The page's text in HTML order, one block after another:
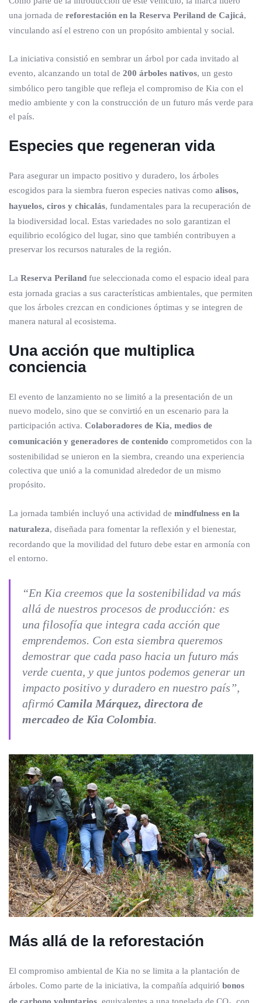
una jornada de reforestación en la Reserva Periland de Cajicá,
vinculando así el estreno con un propósito ambiental y social.
La iniciativa consistió en sembrar un árbol por cada invitado al
evento, alcanzando un total de 200 árboles nativos, un gesto
simbólico pero tangible que refleja el compromiso de Kia con el
medio ambiente y con la construcción de un futuro más verde para
el país.
Especies que regeneran vida
Para asegurar un impacto positivo y duradero, los árboles
escogidos para la siembra fueron especies nativas como alisos,
hayuelos, ciros y chicalás, fundamentales para la recuperación de
la biodiversidad local. Estas variedades no solo garantizan el
equilibrio ecológico del lugar, sino que también contribuyen a
preservar los recursos naturales de la región.
La Reserva Periland fue seleccionada como el espacio ideal para
esta jornada gracias a sus características ambientales, que permiten
que los árboles crezcan en condiciones óptimas y se integren de
manera natural al ecosistema.
Una acción que multiplica
conciencia
El evento de lanzamiento no se limitó a la presentación de un
nuevo modelo, sino que se convirtió en un escenario para la
participación activa. Colaboradores de Kia, medios de
comunicación y generadores de contenido comprometidos con la
sostenibilidad se unieron en la siembra, creando una experiencia
colectiva que unió a la comunidad alrededor de un mismo
propósito.
La jornada también incluyó una actividad de mindfulness en la
naturaleza, diseñada para fomentar la reflexión y el bienestar,
recordando que la movilidad del futuro debe estar en armonía con
el entorno.
“En Kia creemos que la sostenibilidad va más
allá de nuestros procesos de producción: es
una filosofía que integra cada acción que
emprendemos. Con esta siembra queremos
demostrar que cada paso hacia un futuro más
verde cuenta, y que juntos podemos generar un
impacto positivo y duradero en nuestro país”,
afirmó Camila Márquez, directora de
mercadeo de Kia Colombia.
Más allá de la reforestación
El compromiso ambiental de Kia no se limita a la plantación de
árboles. Como parte de la iniciativa, la compañía adquirió bonos